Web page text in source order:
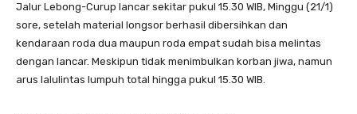
Jalur Lebong-Curup lancar sekitar pukul 15.30 WIB, Minggu (21/1)
sore, setelah material longsor berhasil dibersihkan dan
kendaraan roda dua maupun roda empat sudah bisa melintas
dengan lancar. Meskipun tidak menimbulkan korban jiwa, namun
arus lalulintas lumpuh total hingga pukul 15.30 WIB.